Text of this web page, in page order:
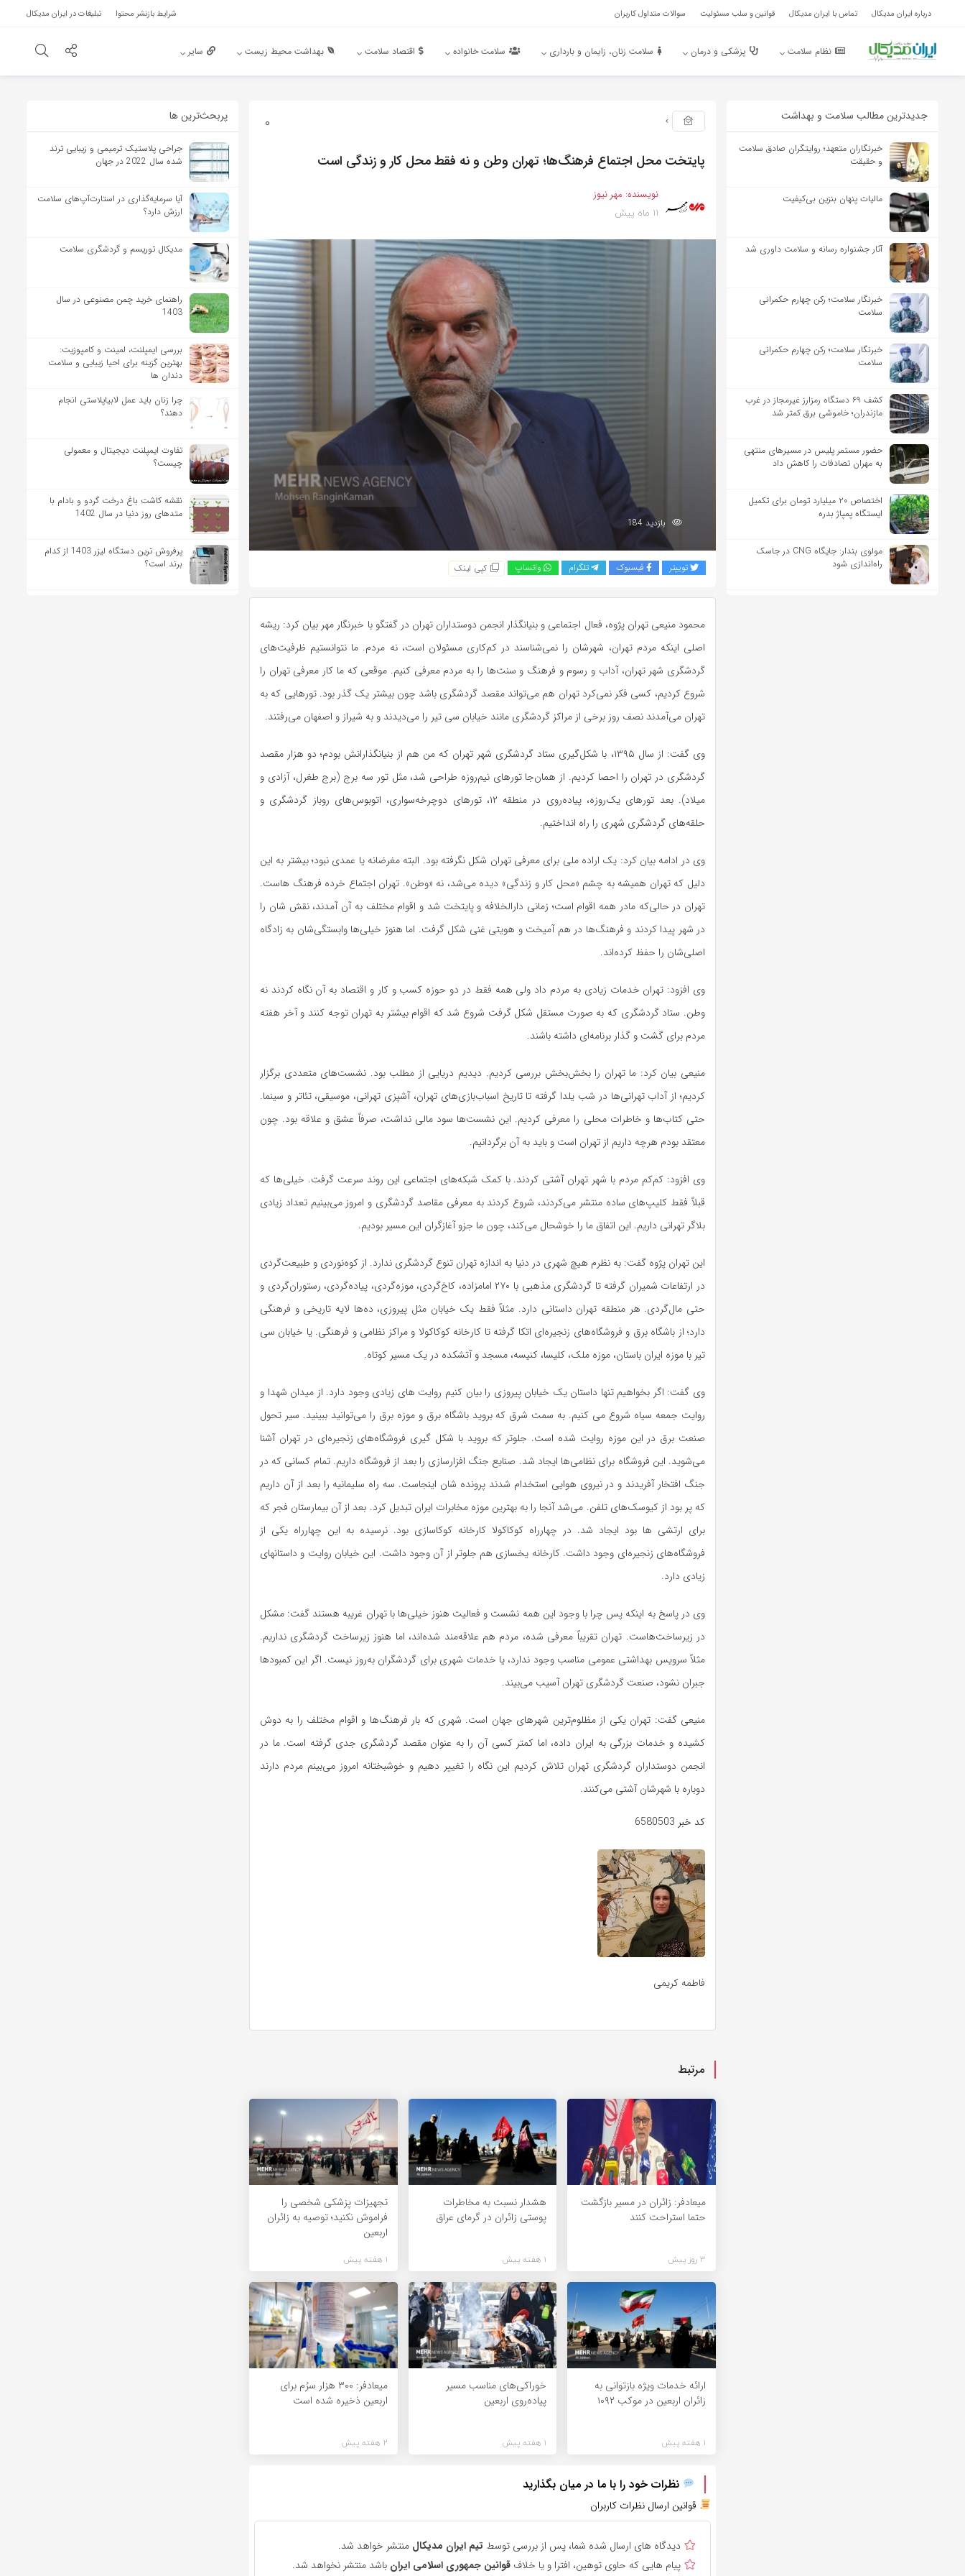
درباره ایران مدیکال تماس با ایران مدیکال قوانین و سلب مسئولیت سوالات متداول کاربران شرایط بازنشر محتوا تبلیغات در ایران مدیکال
نظام سلامت پزشکی و درمان سلامت زنان، زایمان و بارداری سلامت خانواده اقتصاد سلامت بهداشت محیط زیست سایر
جدیدترین مطالب سلامت و بهداشت
خبرنگاران متعهد؛ روایتگران صادق سلامت
و حقیقت
مالیات پنهان بنزین بی‌کیفیت
آثار جشنواره رسانه و سلامت داوری شد
خبرنگار سلامت؛ رکن چهارم حکمرانی
سلامت
خبرنگار سلامت؛ رکن چهارم حکمرانی
سلامت
کشف ۶۹ دستگاه رمزارز غیرمجاز در غرب
مازندران؛ خاموشی برق کمتر شد
حضور مستمر پلیس در مسیرهای منتهی
به مهران تصادفات را کاهش داد
اختصاص ۲۰ میلیارد تومان برای تکمیل
ایستگاه پمپاژ بدره
مولوی بندار: جایگاه CNG در جاسک
راه‌اندازی شود
0
پایتخت محل اجتماع فرهنگ‌ها؛ تهران وطن و نه فقط محل کار و زندگی است
نویسنده: مهر نیوز
11 ماه پیش
بازدید 184
توییتر فیسبوک تلگرام واتساپ کپی لینک
محمود منیعی تهران پژوه، فعال اجتماعی و بنیانگذار انجمن دوستداران تهران در گفتگو با خبرنگار مهر بیان کرد: ریشه
اصلی اینکه مردم تهران، شهرشان را نمی‌شناسند در کم‌کاری مسئولان است، نه مردم. ما نتوانستیم ظرفیت‌های
گردشگری شهر تهران، آداب و رسوم و فرهنگ و سنت‌ها را به مردم معرفی کنیم. موقعی که ما کار معرفی تهران را
شروع کردیم، کسی فکر نمی‌کرد تهران هم می‌تواند مقصد گردشگری باشد چون بیشتر یک گذر بود. تورهایی که به
تهران می‌آمدند نصف روز برخی از مراکز گردشگری مانند خیابان سی تیر را می‌دیدند و به شیراز و اصفهان می‌رفتند.
وی گفت: از سال ۱۳۹۵، با شکل‌گیری ستاد گردشگری شهر تهران که من هم از بنیانگذارانش بودم؛ دو هزار مقصد
گردشگری در تهران را احصا کردیم. از همان‌جا تورهای نیم‌روزه طراحی شد، مثل تور سه برج (برج طغرل، آزادی و
میلاد). بعد تورهای یک‌روزه، پیاده‌روی در منطقه ۱۲، تورهای دوچرخه‌سواری، اتوبوس‌های روباز گردشگری و
حلقه‌های گردشگری شهری را راه انداختیم.
وی در ادامه بیان کرد: یک اراده ملی برای معرفی تهران شکل نگرفته بود. البته مغرضانه یا عمدی نبود؛ بیشتر به این
دلیل که تهران همیشه به چشم «محل کار و زندگی» دیده می‌شد، نه «وطن». تهران اجتماع خرده فرهنگ هاست.
تهران در حالی‌که مادر همه اقوام است؛ زمانی دارالخلافه و پایتخت شد و اقوام مختلف به آن آمدند، نقش شان را
در شهر پیدا کردند و فرهنگ‌ها در هم آمیخت و هویتی غنی شکل گرفت. اما هنوز خیلی‌ها وابستگی‌شان به زادگاه
اصلی‌شان را حفظ کرده‌اند.
وی افزود: تهران خدمات زیادی به مردم داد ولی همه فقط در دو حوزه کسب و کار و اقتصاد به آن نگاه کردند نه
وطن. ستاد گردشگری که به صورت مستقل شکل گرفت شروع شد که اقوام بیشتر به تهران توجه کنند و آخر هفته
مردم برای گشت و گذار برنامه‌ای داشته باشند.
منیعی بیان کرد: ما تهران را بخش‌بخش بررسی کردیم. دیدیم دریایی از مطلب بود. نشست‌های متعددی برگزار
کردیم؛ از آداب تهرانی‌ها در شب یلدا گرفته تا تاریخ اسباب‌بازی‌های تهران، آشپزی تهرانی، موسیقی، تئاتر و سینما.
حتی کتاب‌ها و خاطرات محلی را معرفی کردیم. این نشست‌ها سود مالی نداشت، صرفاً عشق و علاقه بود. چون
معتقد بودم هرچه داریم از تهران است و باید به آن برگردانیم.
وی افزود: کم‌کم مردم با شهر تهران آشتی کردند. با کمک شبکه‌های اجتماعی این روند سرعت گرفت. خیلی‌ها که
قبلاً فقط کلیپ‌های ساده منتشر می‌کردند، شروع کردند به معرفی مقاصد گردشگری و امروز می‌بینیم تعداد زیادی
بلاگر تهرانی داریم. این اتفاق ما را خوشحال می‌کند، چون ما جزو آغازگران این مسیر بودیم.
این تهران پژوه گفت: به نظرم هیچ شهری در دنیا به اندازه تهران تنوع گردشگری ندارد. از کوه‌نوردی و طبیعت‌گردی
در ارتفاعات شمیران گرفته تا گردشگری مذهبی با ۲۷۰ امامزاده، کاخ‌گردی، موزه‌گردی، پیاده‌گردی، رستوران‌گردی و
حتی مال‌گردی. هر منطقه تهران داستانی دارد. مثلاً فقط یک خیابان مثل پیروزی، ده‌ها لایه تاریخی و فرهنگی
دارد؛ از باشگاه برق و فروشگاه‌های زنجیره‌ای اتکا گرفته تا کارخانه کوکاکولا و مراکز نظامی و فرهنگی. یا خیابان سی
تیر با موزه ایران باستان، موزه ملک، کلیسا، کنیسه، مسجد و آتشکده در یک مسیر کوتاه.
وی گفت: اگر بخواهیم تنها داستان یک خیابان پیروزی را بیان کنیم روایت های زیادی وجود دارد. از میدان شهدا و
روایت جمعه سیاه شروع می کنیم. به سمت شرق که بروید باشگاه برق و موزه برق را می‌توانید ببینید. سیر تحول
صنعت برق در این موزه روایت شده است. جلوتر که بروید با شکل گیری فروشگاه‌های زنجیره‌ای در تهران آشنا
می‌شوید. این فروشگاه برای نظامی‌ها ایجاد شد. صنایع جنگ افزارسازی را بعد از فروشگاه داریم. تمام کسانی که در
جنگ افتخار آفریدند و در نیروی هوایی استخدام شدند پرونده شان اینجاست. سه راه سلیمانیه را بعد از آن داریم
که پر بود از کیوسک‌های تلفن. می‌شد آنجا را به بهترین موزه مخابرات ایران تبدیل کرد. بعد از آن بیمارستان فجر که
برای ارتشی ها بود ایجاد شد. در چهارراه کوکاکولا کارخانه کوکاسازی بود. نرسیده به این چهارراه یکی از
فروشگاه‌های زنجیره‌ای وجود داشت. کارخانه یخسازی هم جلوتر از آن وجود داشت. این خیابان روایت و داستانهای
زیادی دارد.
وی در پاسخ به اینکه پس چرا با وجود این همه نشست و فعالیت هنوز خیلی‌ها با تهران غریبه هستند گفت: مشکل
در زیرساخت‌هاست. تهران تقریباً معرفی شده، مردم هم علاقه‌مند شده‌اند، اما هنوز زیرساخت گردشگری نداریم.
مثلاً سرویس بهداشتی عمومی مناسب وجود ندارد، یا خدمات شهری برای گردشگران به‌روز نیست. اگر این کمبودها
جبران نشود، صنعت گردشگری تهران آسیب می‌بیند.
منیعی گفت: تهران یکی از مظلوم‌ترین شهرهای جهان است. شهری که بار فرهنگ‌ها و اقوام مختلف را به دوش
کشیده و خدمات بزرگی به ایران داده، اما کمتر کسی آن را به عنوان مقصد گردشگری جدی گرفته است. ما در
انجمن دوستداران گردشگری تهران تلاش کردیم این نگاه را تغییر دهیم و خوشبختانه امروز می‌بینم مردم دارند
دوباره با شهرشان آشتی می‌کنند.
کد خبر 6580503
فاطمه کریمی
مرتبط
میعادفر: زائران در مسیر بازگشت
حتما استراحت کنند
3 روز پیش
هشدار نسبت به مخاطرات
پوستی زائران در گرمای عراق
1 هفته پیش
تجهیزات پزشکی شخصی را
فراموش نکنید؛ توصیه به زائران
اربعین
1 هفته پیش
ارائه خدمات ویژه بازتوانی به
زائران اربعین در موکب ۱۰۹۲
1 هفته پیش
خوراکی‌های مناسب مسیر
پیاده‌روی اربعین
1 هفته پیش
میعادفر: ۳۰۰ هزار سرُم برای
اربعین ذخیره شده است
2 هفته پیش
نظرات خود را با ما در میان بگذارید
قوانین ارسال نظرات کاربران
دیدگاه های ارسال شده شما، پس از بررسی توسط تیم ایران مدیکال منتشر خواهد شد.
پیام هایی که حاوی توهین، افترا و یا خلاف قوانین جمهوری اسلامی ایران باشد منتشر نخواهد شد.
پربحث‌‌ترین ها
جراحی پلاستیک ترمیمی و زیبایی ترند
شده سال 2022 در جهان
آیا سرمایه‌گذاری در استارت‌آپ‌های سلامت
ارزش دارد؟
مدیکال توریسم و گردشگری سلامت
راهنمای خرید چمن مصنوعی در سال
1403
بررسی ایمپلنت، لمینت و کامپوزیت:
بهترین گزینه برای احیا زیبایی و سلامت
دندان ها
چرا زنان باید عمل لابیاپلاستی انجام
دهند؟
تفاوت ایمپلنت دیجیتال و معمولی
چیست؟
نقشه کاشت باغ درخت گردو و بادام با
متدهای روز دنیا در سال 1402
پرفروش ترین دستگاه لیزر 1403 از کدام
برند است؟